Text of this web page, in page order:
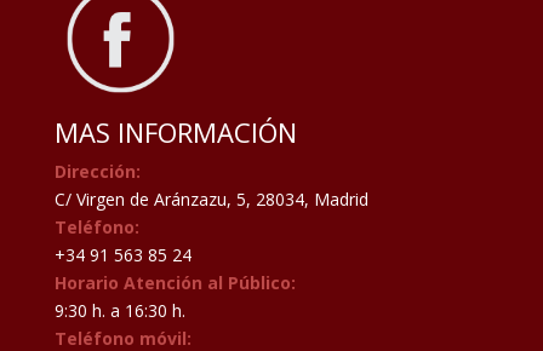
MAS INFORMACIÓN
Dirección:
C/ Virgen de Aránzazu, 5, 28034, Madrid
Teléfono:
+34 91 563 85 24
Horario Atención al Público:
9:30 h. a 16:30 h.
Teléfono móvil: